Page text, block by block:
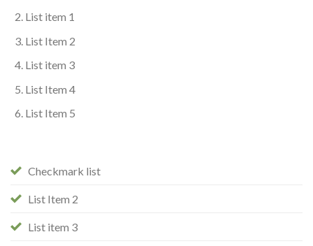
List item 1
List Item 2
List item 3
List Item 4
List Item 5
Checkmark list
List Item 2
List item 3